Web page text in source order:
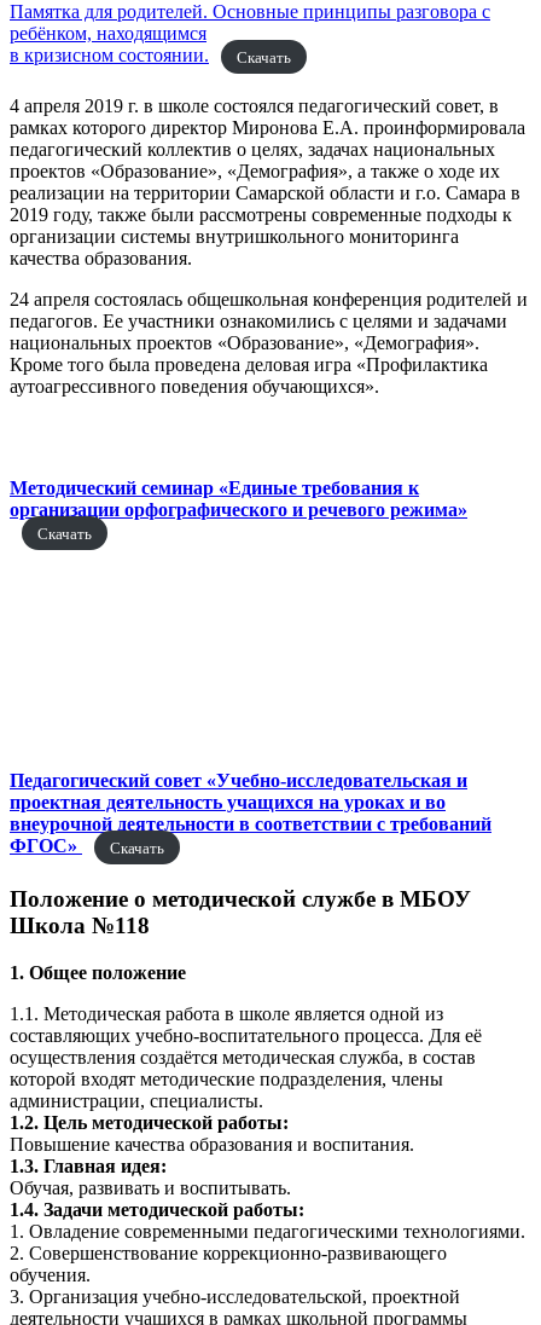
Памятка для родителей. Основные принципы разговора с
ребёнком, находящимся
в кризисном состоянии.
Скачать
4 апреля 2019 г. в школе состоялся педагогический совет, в
рамках которого директор Миронова Е.А. проинформировала
педагогический коллектив о целях, задачах национальных
проектов «Образование», «Демография», а также о ходе их
реализации на территории Самарской области и г.о. Самара в
2019 году, также были рассмотрены современные подходы к
организации системы внутришкольного мониторинга
качества образования.
24 апреля состоялась общешкольная конференция родителей и
педагогов. Ее участники ознакомились с целями и задачами
национальных проектов «Образование», «Демография».
Кроме того была проведена деловая игра «Профилактика
аутоагрессивного поведения обучающихся».
Методический семинар «Единые требования к
организации орфографического и речевого режима»
Скачать
Педагогический совет «Учебно-исследовательская и
проектная деятельность учащихся на уроках и во
внеурочной деятельности в соответствии с требований
ФГОС»
Скачать
Положение о методической службе в МБОУ
Школа №118
1. Общее положение
1.1. Методическая работа в школе является одной из
составляющих учебно-воспитательного процесса. Для её
осуществления создаётся методическая служба, в состав
которой входят методические подразделения, члены
администрации, специалисты.
1.2. Цель методической работы:
Повышение качества образования и воспитания.
1.3. Главная идея:
Обучая, развивать и воспитывать.
1.4. Задачи методической работы:
1. Овладение современными педагогическими технологиями.
2. Совершенствование коррекционно-развивающего
обучения.
3. Организация учебно-исследовательской, проектной
деятельности учащихся в рамках школьной программы